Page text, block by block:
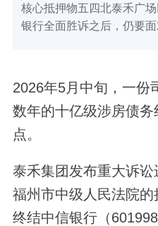
核心抵押物五四北泰禾广
银行全面胜诉之后，仍要面
2026年5月中旬，一份
数年的十亿级涉房债
点。
泰禾集团发布重大诉讼
福州市中级人民法院
终结中信银行（